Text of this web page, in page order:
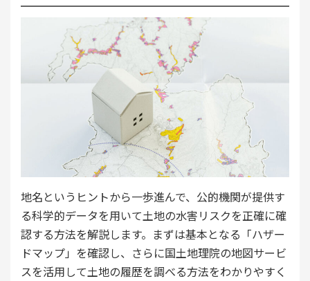
地名というヒントから一歩進んで、公的機関が提供す
る科学的データを用いて土地の水害リスクを正確に確
認する方法を解説します。まずは基本となる「ハザー
ドマップ」を確認し、さらに国土地理院の地図サービ
スを活用して土地の履歴を調べる方法をわかりやすく